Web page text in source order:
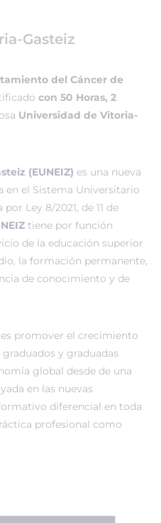
Gasteiz
del Cáncer de
con 50 Horas, 2
Universidad de Vitoria-
(EUNEIZ) es una nueva
en el Sistema Universitario
Ley 8/2021, de 11 de
tiene por función
de la educación superior
la formación permanente,
de conocimiento y de
es promover el crecimiento
y graduadas
global desde de una
en las nuevas
diferencial en toda
profesional como